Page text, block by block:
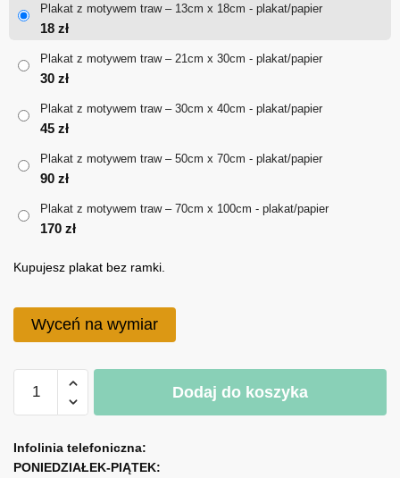
18 zł
Plakat z motywem traw – 13cm x 18cm - plakat/papier
18 zł
Plakat z motywem traw – 21cm x 30cm - plakat/papier
30 zł
Plakat z motywem traw – 30cm x 40cm - plakat/papier
45 zł
Plakat z motywem traw – 50cm x 70cm - plakat/papier
90 zł
Plakat z motywem traw – 70cm x 100cm - plakat/papier
170 zł
Kupujesz plakat bez ramki.
Wyceń na wymiar
Plakat
motywem
traw
Dodaj do koszyka
l
t
Infolinia telefoniczna:
PONIEDZIAŁEK-PIĄTEK: